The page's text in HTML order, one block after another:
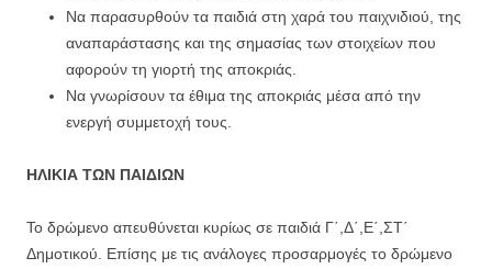
Να παρασυρθούν τα παιδιά στη χαρά του παιχνιδιού, της
αναπαράστασης και της σημασίας των στοιχείων που
αφορούν τη γιορτή της αποκριάς.
Να γνωρίσουν τα έθιμα της αποκριάς μέσα από την
ενεργή συμμετοχή τους.
ΗΛΙΚΙΑ ΤΩΝ ΠΑΙΔΙΩΝ
Το δρώμενο απευθύνεται κυρίως σε παιδιά Γ΄,Δ΄,Ε΄,ΣΤ΄
Δημοτικού. Επίσης με τις ανάλογες προσαρμογές το δρώμενο